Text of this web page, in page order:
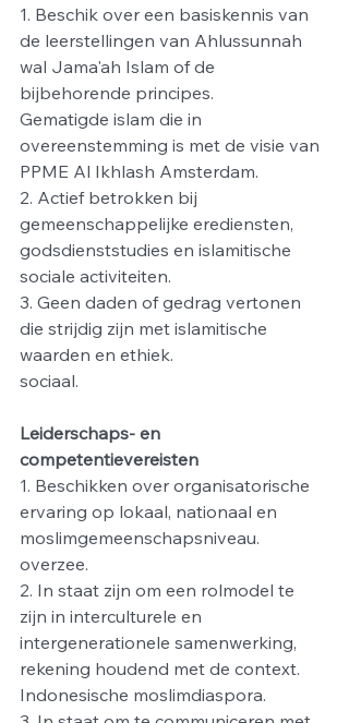
1. Beschik over een basiskennis van
de leerstellingen van Ahlussunnah
wal Jama'ah Islam of de
bijbehorende principes.
Gematigde islam die in
overeenstemming is met de visie van
PPME Al Ikhlash Amsterdam.
2. Actief betrokken bij
gemeenschappelijke erediensten,
godsdienststudies en islamitische
sociale activiteiten.
3. Geen daden of gedrag vertonen
die strijdig zijn met islamitische
waarden en ethiek.
sociaal.
Leiderschaps- en
competentievereisten
1. Beschikken over organisatorische
ervaring op lokaal, nationaal en
moslimgemeenschapsniveau.
overzee.
2. In staat zijn om een rolmodel te
zijn in interculturele en
intergenerationele samenwerking,
rekening houdend met de context.
Indonesische moslimdiaspora.